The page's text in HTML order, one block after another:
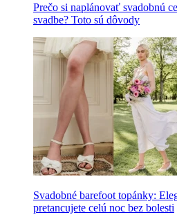
Prečo si naplánovať svadobnú
svadbe? Toto sú dôvody
Svadobné barefoot topánky:
pretancujete celú noc bez bolesti